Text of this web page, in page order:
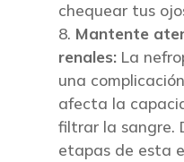
chequear tus
Mantente
renales: La
una
afecta la
filtrar la sangre.
etapas de esta